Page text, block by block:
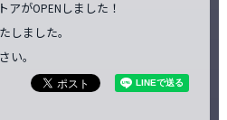
アがOPENしました！
しました。
い。